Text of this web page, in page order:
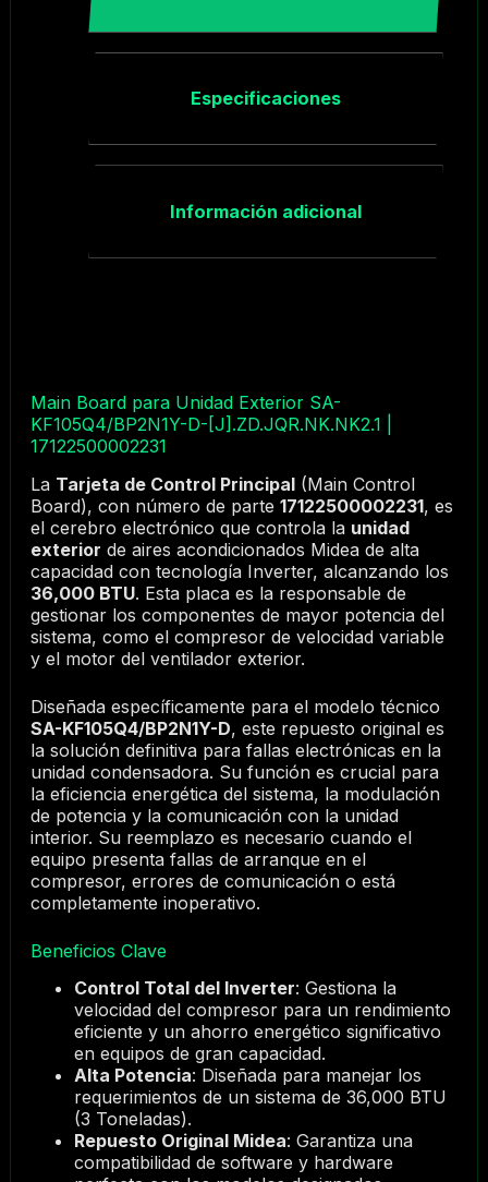
Especificaciones
Información adicional
Main Board para Unidad Exterior SA-
KF105Q4/BP2N1Y-D-[J].ZD.JQR.NK.NK2.1 |
17122500002231
La Tarjeta de Control Principal(Main Control
Board), con número de parte 17122500002231, es
el cerebro electrónico que controla la unidad
exterior de aires acondicionados Midea de alta
capacidad con tecnología Inverter, alcanzando los
36,000 BTU. Esta placa es la responsable de
gestionar los componentes de mayor potencia del
sistema, como el compresor de velocidad variable
y el motor del ventilador exterior.
Diseñada específicamente para el modelo técnico
SA-KF105Q4/BP2N1Y-D, este repuesto original es
la solución definitiva para fallas electrónicas en la
unidad condensadora. Su función es crucial para
la eficiencia energética del sistema, la modulación
de potencia y la comunicación con la unidad
interior. Su reemplazo es necesario cuando el
equipo presenta fallas de arranque en el
compresor, errores de comunicación o está
completamente inoperativo.
Beneficios Clave
Control Total del Inverter: Gestiona la
velocidad del compresor para un rendimiento
eficiente y un ahorro energético significativo
en equipos de gran capacidad.
Alta Potencia: Diseñada para manejar los
requerimientos de un sistema de 36,000 BTU
(3 Toneladas).
Repuesto Original Midea: Garantiza una
compatibilidad de software y hardware